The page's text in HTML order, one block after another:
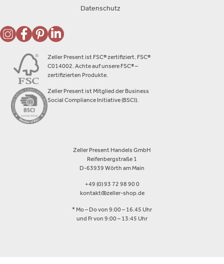
Zeller Present ist FSC® zertifiziert. FSC®
C014002. Achte auf unsere FSC® –
zertifizierten Produkte.
Zeller Present ist Mitglied der Business
Social Compliance Initiative (BSCI).
Zeller Present Handels GmbH
Reifenbergstraße 1
D-63939 Wörth am Main
+49 (0) 93 72 98 90 0
kontakt@zeller-shop.de
* Mo – Do von 9:00 – 16.45 Uhr
und Fr von 9:00 – 13:45 Uhr
Datenschutz